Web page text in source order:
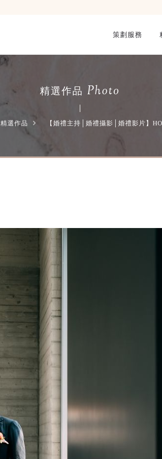
策劃服務
精選作品 Photo
精選作品 【婚禮主持│婚禮攝影│婚禮影片】